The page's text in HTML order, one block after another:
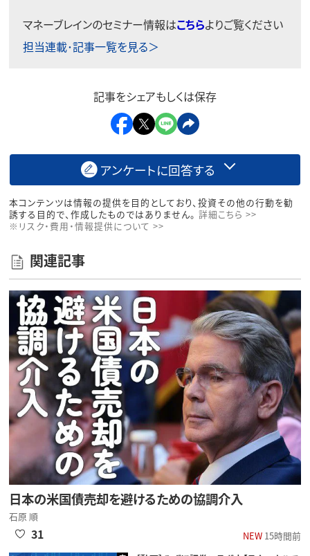
マネーブレインのセミナー情報はこちらよりご覧ください
担当連載･記事一覧を見る＞
記事をシェアもしくは保存
アンケートに回答する
本コンテンツは情報の提供を目的としており、投資その他の行動を勧
誘する目的で、作成したものではありません。 詳細こちら >>
※リスク・費用・情報提供について >>
関連記事
日本の米国債売却を避けるための協調介入
石原 順
NEW15時間前
31